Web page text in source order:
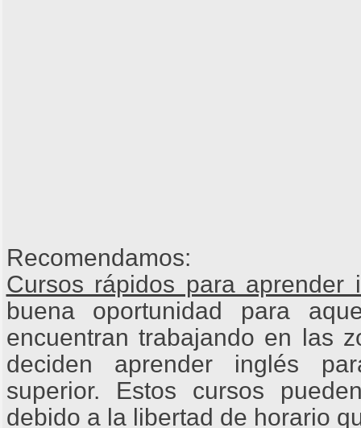
Recomendamos:
Cursos rápidos para aprender
buena oportunidad para
encuentran trabajando en las
deciden aprender inglés
superior. Estos cursos
debido a la libertad de horario